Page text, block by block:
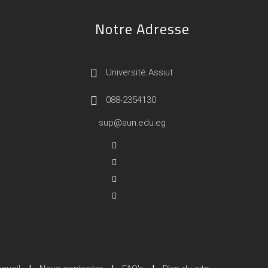
Notre Adresse
Université Assiut
088-2354130
sup@aun.edu.eg